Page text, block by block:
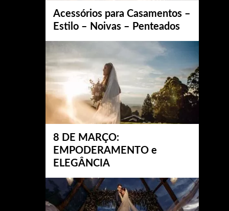
Acessórios para Casamentos –
Estilo – Noivas – Penteados
8 DE MARÇO:
EMPODERAMENTO e
ELEGÂNCIA